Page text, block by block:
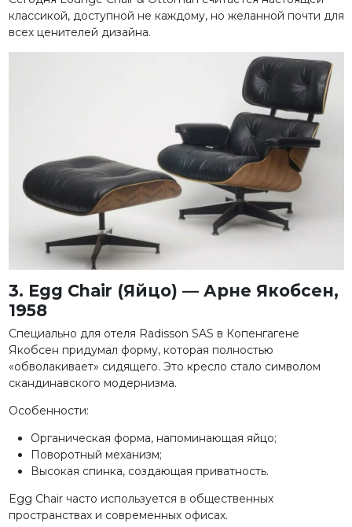
классикой, доступной не каждому, но желанной почти для
всех ценителей дизайна.
3. Egg Chair (Яйцо) — Арне Якобсен,
1958
Специально для отеля Radisson SAS в Копенгагене
Якобсен придумал форму, которая полностью
«обволакивает» сидящего. Это кресло стало символом
скандинавского модернизма.
Особенности:
Органическая форма, напоминающая яйцо;
Поворотный механизм;
Высокая спинка, создающая приватность.
Egg Chair часто используется в общественных
пространствах и современных офисах.